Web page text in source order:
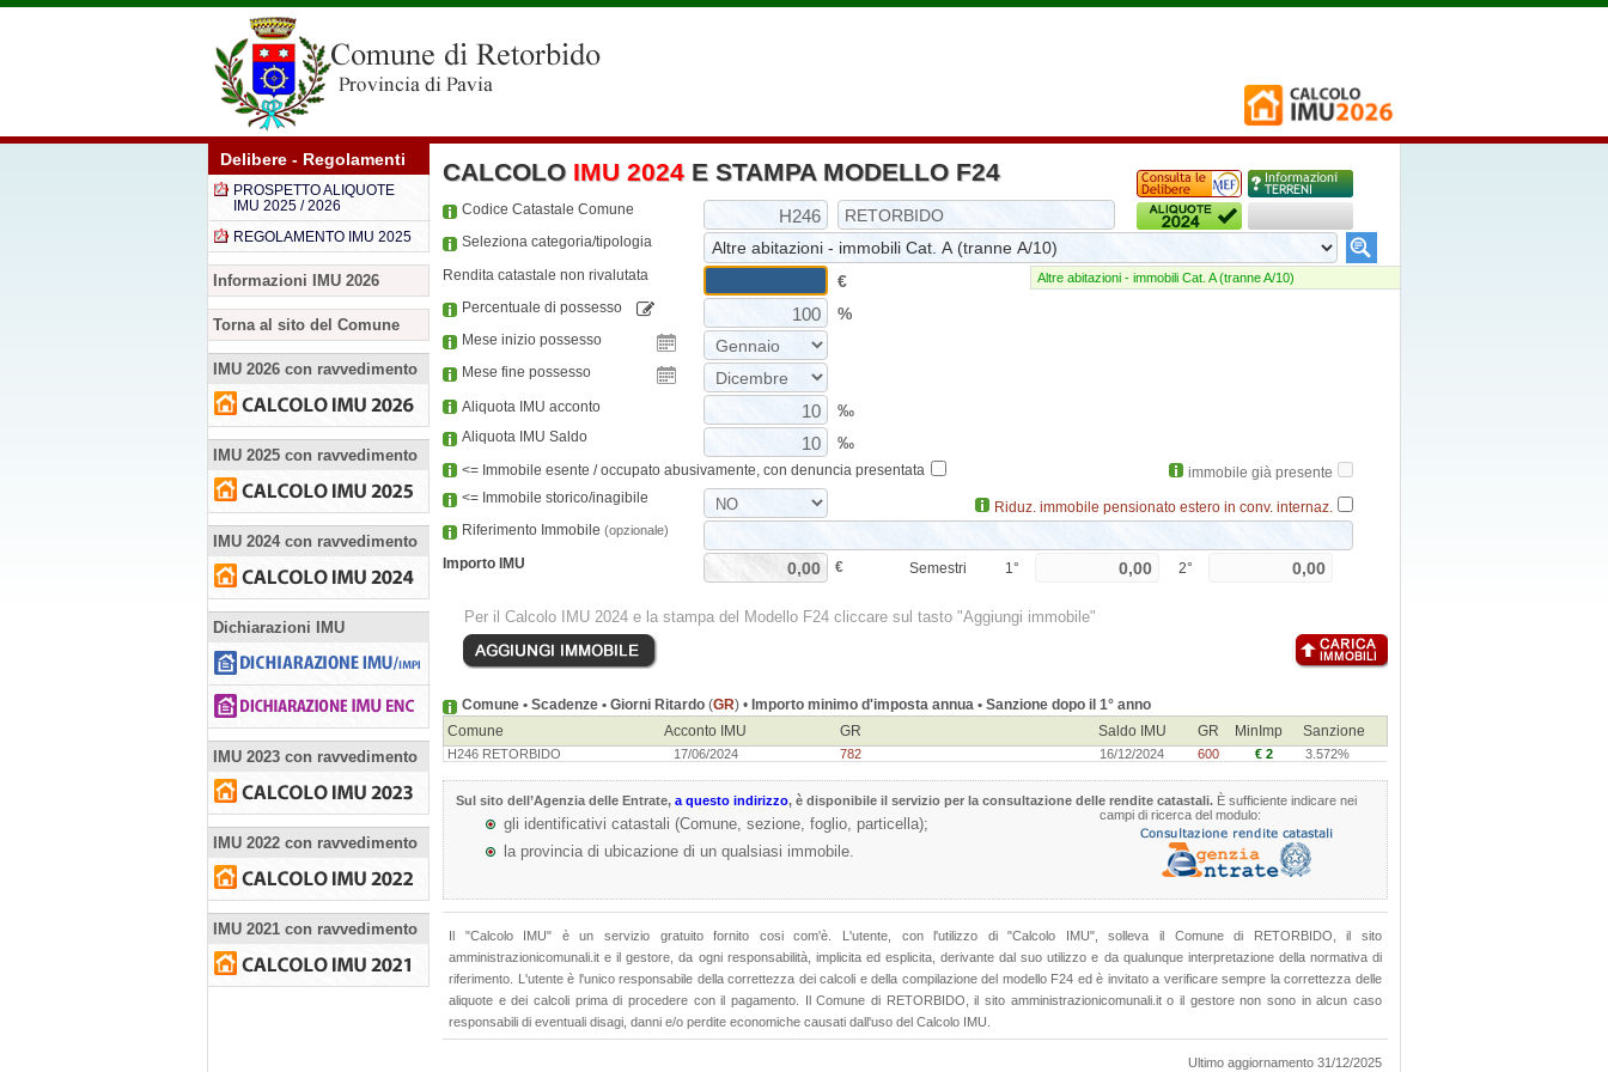
Delibere - Regolamenti
PROSPETTO ALIQUOTE
IMU 2025 / 2026
REGOLAMENTO IMU 2025
Informazioni IMU 2026
Torna al sito del Comune
IMU 2026 con ravvedimento
IMU 2025 con ravvedimento
IMU 2024 con ravvedimento
Dichiarazioni IMU
IMU 2023 con ravvedimento
IMU 2022 con ravvedimento
IMU 2021 con ravvedimento
CALCOLO IMU 2024E STAMPA MODELLO F24
Codice Catastale Comune
Seleziona categoria/tipologia
Altre abitazioni - immobili Cat. A (tranne A/10)
Rendita catastale non rivalutata €
Percentuale di possesso %
Mese inizio possesso
Mese fine possesso
Aliquota IMU acconto ‰
Aliquota IMU Saldo ‰
<= Immobile esente / occupato abusivamente, con denuncia presentata
immobile già presente
<= Immobile storico/inagibile
Riduz. immobile pensionato estero in conv. internaz.
Riferimento Immobile (opzionale)
Importo IMU € Semestri 1° 2°
Per il Calcolo IMU 2024 e la stampa del Modello F24 cliccare sul tasto "Aggiungi immobile"
Comune • Scadenze • Giorni Ritardo (GR) • Importo minimo d'imposta annua • Sanzione dopo il 1° anno
Comune
Acconto IMU GR Saldo IMU GR MinImp Sanzione
H246 RETORBIDO 17/06/2024 782 16/12/2024 600 € 2 3.572%
Sul sito dell’Agenzia delle Entrate, a questo indirizzo, è disponibile il servizio per la consultazione delle rendite catastali. È sufficiente indicare nei
campi di ricerca del modulo:
gli identificativi catastali (Comune, sezione, foglio, particella);
la provincia di ubicazione di un qualsiasi immobile.
Il "Calcolo IMU" è un servizio gratuito fornito cosi com'è. L'utente, con l'utilizzo di "Calcolo IMU", solleva il Comune di RETORBIDO, il sito
amministrazionicomunali.it e il gestore, da ogni responsabilità, implicita ed esplicita, derivante dal suo utilizzo e da qualunque interpretazione della normativa di
riferimento. L'utente è l'unico responsabile della correttezza dei calcoli e della compilazione del modello F24 ed è invitato a verificare sempre la correttezza delle
aliquote e dei calcoli prima di procedere con il pagamento. Il Comune di RETORBIDO, il sito amministrazionicomunali.it o il gestore non sono in alcun caso
responsabili di eventuali disagi, danni e/o perdite economiche causati dall'uso del Calcolo IMU.
Ultimo aggiornamento 31/12/2025